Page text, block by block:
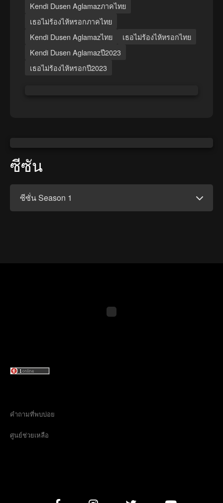
Kendi Dusen Aglamazภาคไทย
เธอไม่ร้องไห้หรอกภาคไทย
Kendi Dusen Aglamazไทย
เธอไม่ร้องไห้หรอกไทย
Kendi Dusen Aglamazปี2023
เธอไม่ร้องไห้หรอกปี2023
ซีซัน
ซีซั่น Season 1
คำถามที่พบบ่อย
ศูนย์ช่วยเหลือ